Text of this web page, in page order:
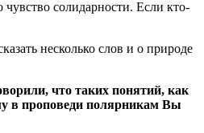
солидарности. Если кто-
несколько слов и о природе
что таких понятий, как
в проповеди полярникам Вы